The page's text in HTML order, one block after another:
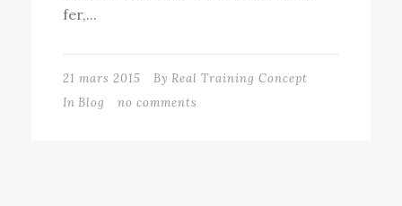
fer,...
21 mars 2015 By Real Training Concept
In Blog no comments